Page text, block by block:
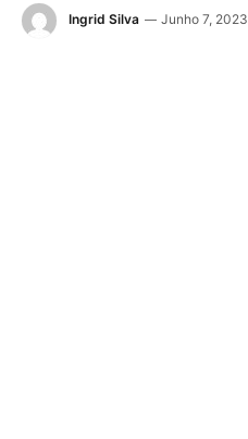
Ingrid Silva Junho 7, 2023